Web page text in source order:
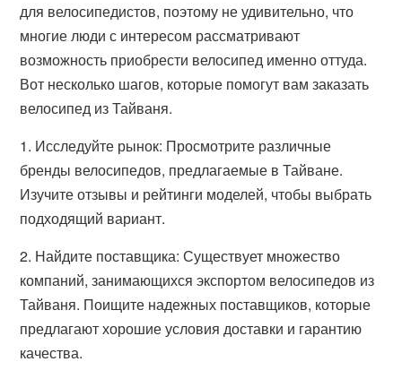
для велосипедистов, поэтому не удивительно, что
многие люди с интересом рассматривают
возможность приобрести велосипед именно оттуда.
Вот несколько шагов, которые помогут вам заказать
велосипед из Тайваня.
1. Исследуйте рынок: Просмотрите различные
бренды велосипедов, предлагаемые в Тайване.
Изучите отзывы и рейтинги моделей, чтобы выбрать
подходящий вариант.
2. Найдите поставщика: Существует множество
компаний, занимающихся экспортом велосипедов из
Тайваня. Поищите надежных поставщиков, которые
предлагают хорошие условия доставки и гарантию
качества.